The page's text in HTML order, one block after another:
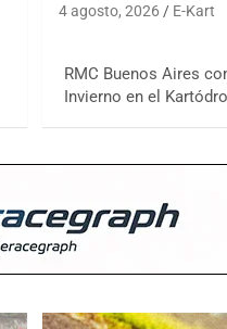
4 agosto, 2026 E-Kart
RMC Buenos Aires
Invierno en el